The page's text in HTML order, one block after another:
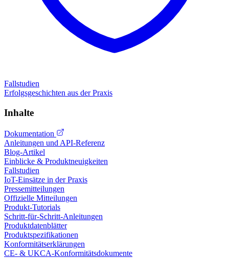
Fallstudien
Erfolgsgeschichten aus der Praxis
Inhalte
Dokumentation
Anleitungen und API-Referenz
Blog-Artikel
Einblicke & Produktneuigkeiten
Fallstudien
IoT-Einsätze in der Praxis
Pressemitteilungen
Offizielle Mitteilungen
Produkt-Tutorials
Schritt-für-Schritt-Anleitungen
Produktdatenblätter
Produktspezifikationen
Konformitätserklärungen
CE- & UKCA-Konformitätsdokumente